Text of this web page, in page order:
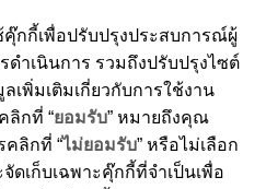
คุ๊กกี้เพื่อปรับปรุงประสบการณ์ผู้
ำเนินการ รวมถึงปรับปรุงไซต์
พิ่มเติมเกี่ยวกับการใช้งาน
ลิกที่ “ยอมรับ” หมายถึงคุณ
คลิกที่ “ไม่ยอมรับ” หรือไม่เลือก
ดเก็บเฉพาะคุ๊กกี้ที่จำเป็นเพื่อ